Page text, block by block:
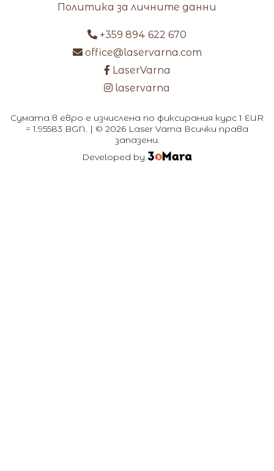
Политика за личните данни
+359 894 622 670
office@laservarna.com
LaserVarna
laservarna
Сумата в евро е изчислена по фиксирания курс 1 EUR
= 1.95583 BGN. | © 2026 Laser Varna Всички права
запазени.
Developed by